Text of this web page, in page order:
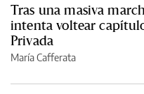
Tras una masiva
intenta voltear
Privada
María Cafferata